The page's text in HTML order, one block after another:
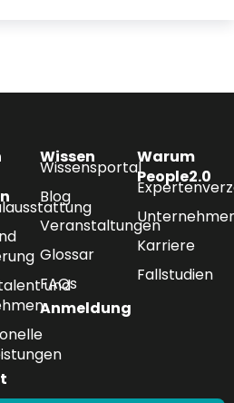
und
Wissen
Wissensportal
Blog
Veranstaltungen
Glossar
FAQs
Anmeldung
Warum
People2.0
Karriere
Fallstudien